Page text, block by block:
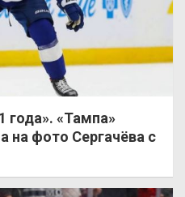
года». «Тампа»
на фото Сергачёва с